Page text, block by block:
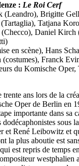
: Le Roi Cerf
(Leandro), Brigitte
Tatjana
(Checco), Daniel
en scène), Hans
Franck
du Komische Oper,
trente ans lors de la
Oper de Berlin en
importante dans sa
dodécaphonistes sous
et René Leibowitz et
la plus aboutie est
est repris de temps
westphalien